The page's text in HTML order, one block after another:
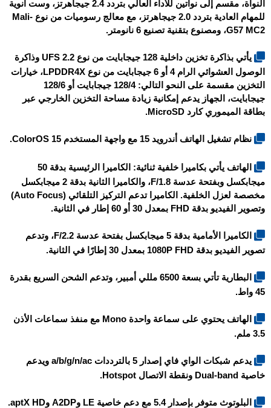
النواة، مقسم إلى نواتين للأداء العالي بتردد 2.4 جيجاهرتز، وست أنوية
للمهام العادية بتردد 2.0 جيجاهرتز، مع معالج رسوميات من نوع Mali-
G57 MC2، ومصنوع بتقنية تصنيع 6 نانومتر.
يأتي بذاكرة تخزين داخلية 128 جيجابايت من نوع UFS 2.2 وذاكرة
الوصول العشوائي الرام 4 أو 6 جيجابايت من نوع LPDDR4X، خيارات
التخزين مقسمة على النحو التالي: 128/4 جيجابايت أو 128/6
جيجابايت، الجهاز يدعم إمكانية زيادة مساحة التخزين الخارجي عبر
بطاقة الميموري كارد MicroSD.
نظام تشغيل الهاتف أندرويد 15 مع واجهة المستخدم ColorOS 15.
الهاتف يأتي بكاميرا خلفية ثنائية: الكاميرا الرئيسية بدقة 50
ميجابكسل وبفتحة عدسة F/1.8، والكاميرا الثانية بدقة 2 ميجابكسل
مخصصة لعزل الخلفية. الكاميرا تدعم التركيز التلقائي (Auto Focus)
وتصوير الفيديو بدقة FHD بمعدل 30 أو 60 إطار في الثانية.
الكاميرا الأمامية بدقة 5 ميجابكسل بفتحة عدسة F/2.2، وتدعم
تصوير الفيديو بدقة 1080P FHD بمعدل 30 إطارًا في الثانية.
البطارية تأتي بسعة 6500 مللي أمبير، وتدعم الشحن السريع بقدرة
45 واط.
الهاتف يحتوي على سماعة واحدة Mono مع منفذ سماعات الأذن
3.5 ملم.
يدعم شبكات الواي فاي إصدار 5 بالترددات a/b/g/n/ac ويدعم
خاصية Dual-band ونقطة الاتصال Hotspot.
البلوتوث متوفر بإصدار 5.4 مع دعم خاصية LE وA2DP وaptX HD.